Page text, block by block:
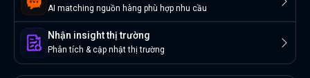
AI matching nguồn hàng phù hợp nhu cầu
Nhận insight thị trường
Phân tích & cập nhật thị trường